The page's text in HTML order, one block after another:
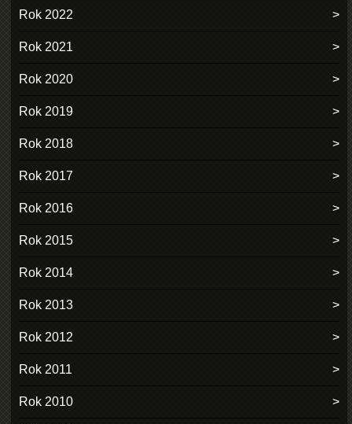
Rok 2022
Rok 2021
Rok 2020
Rok 2019
Rok 2018
Rok 2017
Rok 2016
Rok 2015
Rok 2014
Rok 2013
Rok 2012
Rok 2011
Rok 2010